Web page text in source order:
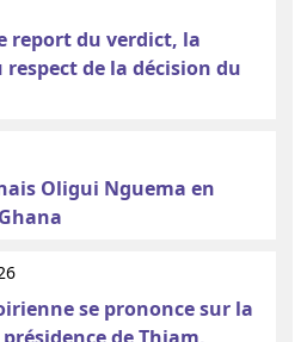
report du verdict, la
de la décision du
Oligui Nguema en
se prononce sur la